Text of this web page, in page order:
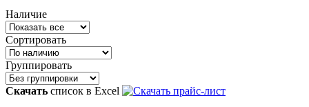
Наличие
Сортировать
Группировать
Скачать список в Excel